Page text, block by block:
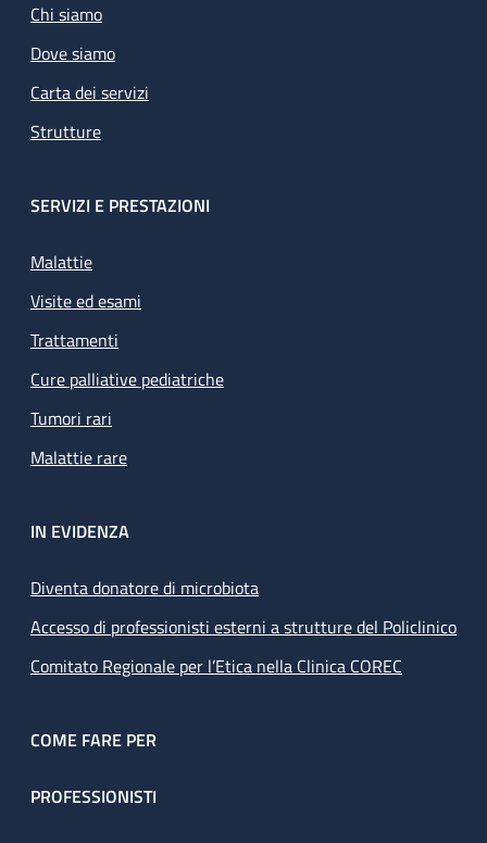
Chi siamo
Dove siamo
Carta dei servizi
Strutture
SERVIZI E PRESTAZIONI
Malattie
Visite ed esami
Trattamenti
Cure palliative pediatriche
Tumori rari
Malattie rare
IN EVIDENZA
Diventa donatore di microbiota
Accesso di professionisti esterni a strutture del Policlinico
Comitato Regionale per l’Etica nella Clinica COREC
COME FARE PER
PROFESSIONISTI